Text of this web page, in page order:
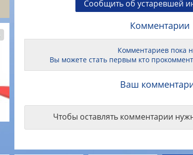
Сообщить об устаревшей
Комментарии
Комментариев пока
Вы можете стать первым кто
Ваш
Чтобы оставлять комментарии